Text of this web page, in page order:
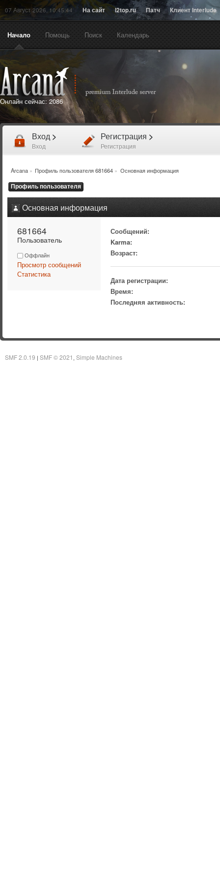
07 Август 2026, 10:45:44 На сайт l2top.ru Патч Клиент Interlude
Начало Помощь Поиск Календарь
Онлайн сейчас: 2086
Вход >
Вход
Регистрация >
Регистрация
Arcana» Профиль пользователя 681664 » Основная информация
Профиль пользователя
Основная информация
681664
Пользователь
Оффлайн
Просмотр сообщений
Статистика
Сообщений:
Karma:
Возраст:
Дата регистрации:
Время:
Последняя активность:
SMF 2.0.19 | SMF © 2021 Simple Machines